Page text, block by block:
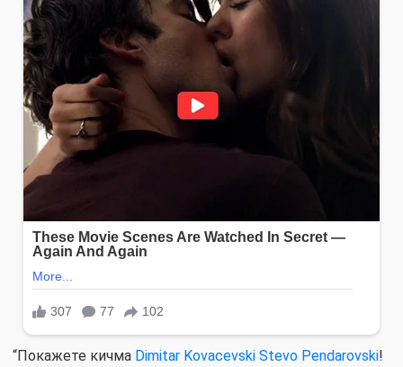
“Покажете кичма Dimitar Kovacevski Stevo Pendarovski!